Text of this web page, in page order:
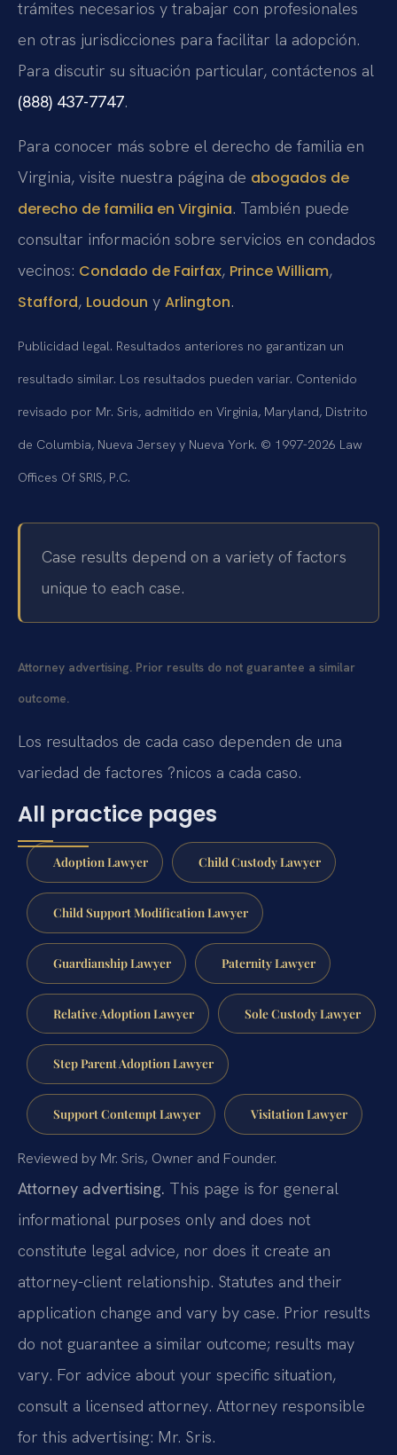
trámites necesarios y trabajar con profesionales
en otras jurisdicciones para facilitar la adopción.
Para discutir su situación particular, contáctenos al
(888) 437-7747.
Para conocer más sobre el derecho de familia en
Virginia, visite nuestra página de abogados de
derecho de familia en Virginia. También puede
consultar información sobre servicios en condados
vecinos: Condado de Fairfax, Prince William,
Stafford, Loudoun y Arlington.
Publicidad legal. Resultados anteriores no garantizan un
resultado similar. Los resultados pueden variar. Contenido
revisado por Mr. Sris, admitido en Virginia, Maryland, Distrito
de Columbia, Nueva Jersey y Nueva York. © 1997-2026 Law
Offices Of SRIS, P.C.
Case results depend on a variety of factors
unique to each case.
Attorney advertising. Prior results do not guarantee a similar
outcome.
Los resultados de cada caso dependen de una
variedad de factores ?nicos a cada caso.
All practice pages
Adoption Lawyer Child Custody Lawyer
Child Support Modification Lawyer
Guardianship Lawyer Paternity Lawyer
Relative Adoption Lawyer Sole Custody Lawyer
Step Parent Adoption Lawyer
Support Contempt Lawyer Visitation Lawyer
Reviewed by Mr. Sris, Owner and Founder.
Attorney advertising. This page is for general
informational purposes only and does not
constitute legal advice, nor does it create an
attorney-client relationship. Statutes and their
application change and vary by case. Prior results
do not guarantee a similar outcome; results may
vary. For advice about your specific situation,
consult a licensed attorney. Attorney responsible
for this advertising: Mr. Sris.